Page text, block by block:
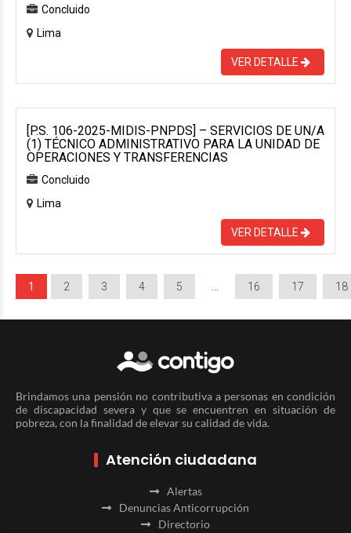
Concluido
Lima
VER DETALLE
[P.S. 106-2025-MIDIS-PNPDS] – SERVICIOS DE UN/A
(1) TÉCNICO ADMINISTRATIVO PARA LA UNIDAD DE
OPERACIONES Y TRANSFERENCIAS
Concluido
Lima
VER DETALLE
1 2 3 4 5 16 17 18
Brindamos una pensión no contributiva a personas en condición
de discapacidad severa y que se encuentren en situación de
pobreza, con la finalidad de elevar su calidad de vida.
Atención ciudadana
Alertas
Denuncias Anticorrupción
Directorio